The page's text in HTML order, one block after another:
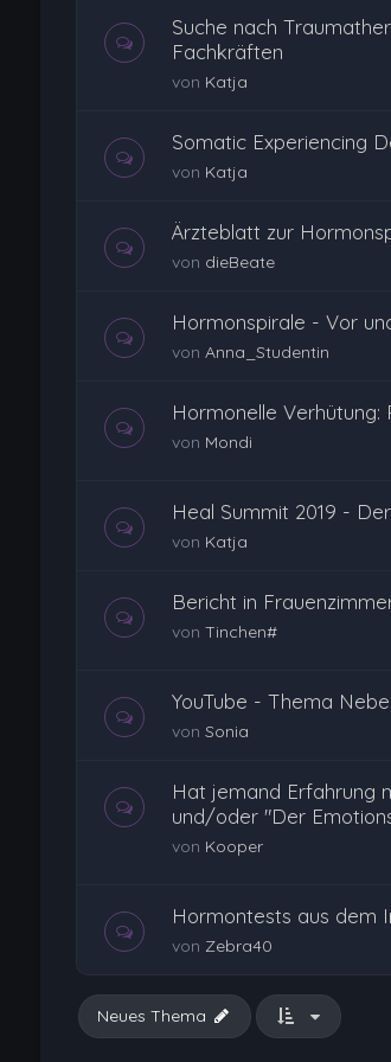
Suche nach
Fachkräften
von Katja
Somatic Experiencing
von Katja
Ärzteblatt zur
von dieBeate
Hormonspirale - Vor
von Anna_Studentin
Hormonelle Verhütung:
von Mondi
Heal Summit 2019 - Der
von Katja
Bericht in
von Tinchen#
YouTube - Thema
von Sonia
Hat jemand Erfahrung
und/oder "Der
von Kooper
Hormontests aus dem
von Zebra40
Neues Thema